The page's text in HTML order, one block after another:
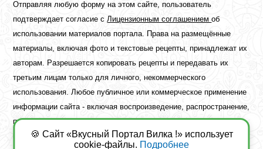
Отправляя любую форму на этом сайте, пользователь
подтверждает согласие сЛицензионным соглашениемоб
использовании материалов портала. Права на размещённые
материалы, включая фото и текстовые рецепты, принадлежат их
авторам. Разрешается копировать рецепты и передавать их
третьим лицам только для личного, некоммерческого
использования. Любое публичное или коммерческое применение
информации сайта - включая воспроизведение, распространение,
публикацию или обработку - возможно лишь при наличии
предварительного письменного разрешения правообладателя.
🍪 Сайт «Вкусный Портал Вилка !» использует
cookie-файлы. Подробнее